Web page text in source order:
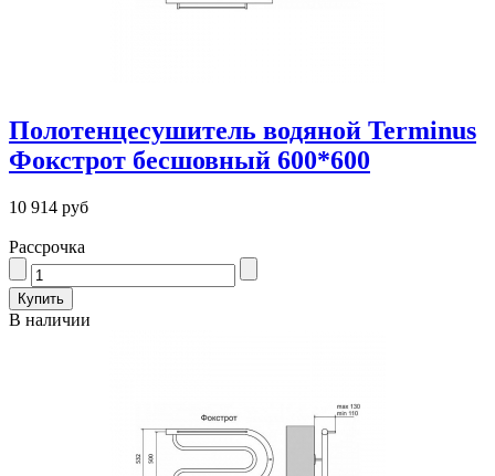
Полотенцесушитель водяной Terminus
Фокстрот бесшовный 600*600
10 914 руб
Рассрочка
В наличии